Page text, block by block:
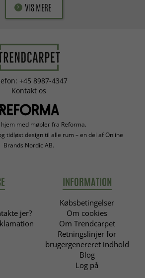
VIS MERE
+45 8987-4347
Kontakt os
med møbler fra Reforma.
tidløst design til alle rum – en del af Online
Brands Nordic AB.
jer?
INFORMATION
Købsbetingelser
Om cookies
Om Trendcarpet
Retningslinjer for
brugergenereret indhold
Blog
Log på